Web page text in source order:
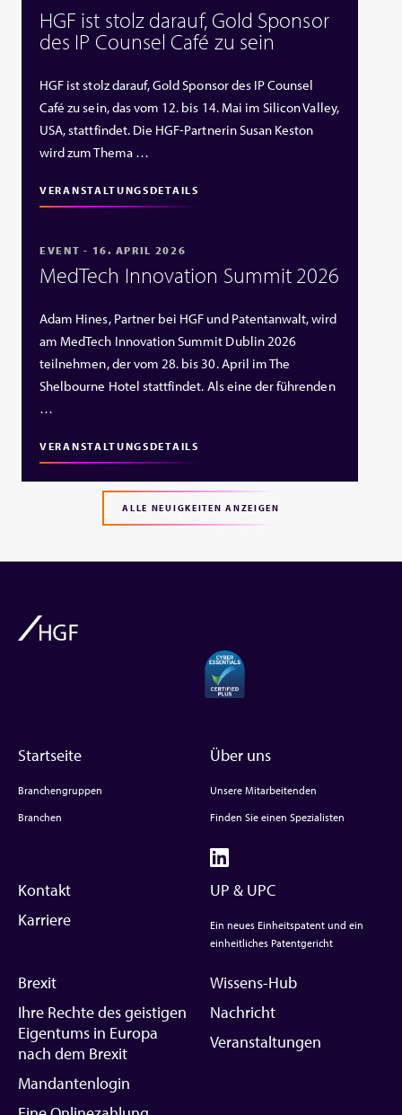
HGF ist stolz darauf, Gold Sponsor
des IP Counsel Café zu sein
HGF ist stolz darauf, Gold Sponsor des IP Counsel
Café zu sein, das vom 12. bis 14. Mai im Silicon Valley,
USA, stattfindet. Die HGF‑Partnerin Susan Keston
wird zum Thema …
VERANSTALTUNGSDETAILS
EVENT - 16. APRIL 2026
MedTech Innovation Summit 2026
Adam Hines, Partner bei HGF und Patentanwalt, wird
am MedTech Innovation Summit Dublin 2026
teilnehmen, der vom 28. bis 30. April im The
Shelbourne Hotel stattfindet. Als eine der führenden
…
VERANSTALTUNGSDETAILS
ALLE NEUIGKEITEN ANZEIGEN
Startseite
Branchengruppen
Branchen
Über uns
Unsere Mitarbeitenden
Finden Sie einen Spezialisten
Kontakt
Karriere
UP & UPC
Ein neues Einheitspatent und ein
einheitliches Patentgericht
Brexit
Ihre Rechte des geistigen
Eigentums in Europa
nach dem Brexit
Mandantenlogin
Wissens-Hub
Nachricht
Veranstaltungen